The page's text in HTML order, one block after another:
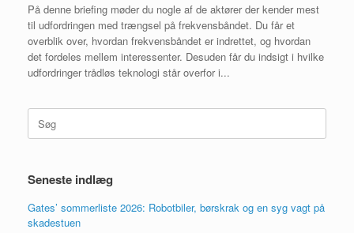
På denne briefing møder du nogle af de aktører der kender mest
til udfordringen med trængsel på frekvensbåndet. Du får et
overblik over, hvordan frekvensbåndet er indrettet, og hvordan
det fordeles mellem interessenter. Desuden får du indsigt i hvilke
udfordringer trådløs teknologi står overfor i...
Søg
efter:
Seneste indlæg
Gates’ sommerliste 2026: Robotbiler, børskrak og en syg vagt på
skadestuen